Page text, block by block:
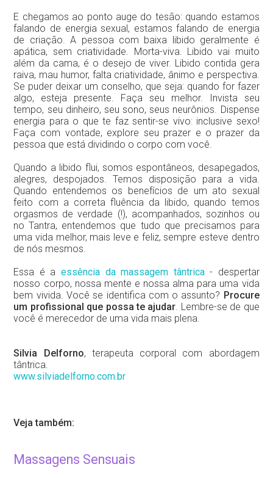
E chegamos ao ponto auge do tesão: quando estamos
falando de energia sexual, estamos falando de energia
de criação. A pessoa com baixa libido geralmente é
apática, sem criatividade. Morta-viva. Libido vai muito
além da cama, é o desejo de viver. Libido contida gera
raiva, mau humor, falta criatividade, ânimo e perspectiva.
Se puder deixar um conselho, que seja: quando for fazer
algo, esteja presente. Faça seu melhor. Invista seu
tempo, seu dinheiro, seu sono, seus neurônios. Dispense
energia para o que te faz sentir-se vivo: inclusive sexo!
Faça com vontade, explore seu prazer e o prazer da
pessoa que está dividindo o corpo com você.
Quando a libido flui, somos espontâneos, desapegados,
alegres, despojados. Temos disposição para a vida.
Quando entendemos os benefícios de um ato sexual
feito com a correta fluência da libido, quando temos
orgasmos de verdade (!), acompanhados, sozinhos ou
no Tantra, entendemos que tudo que precisamos para
uma vida melhor, mais leve e feliz, sempre esteve dentro
de nós mesmos.
Essa é a essência da massagem tântrica- despertar
nosso corpo, nossa mente e nossa alma para uma vida
bem vivida. Você se identifica com o assunto? Procure
um profissional que possa te ajudar. Lembre-se de que
você é merecedor de uma vida mais plena.
Silvia Delforno, terapeuta corporal com abordagem
tântrica.
www.silviadelforno.com.br
Veja também:
Massagens Sensuais